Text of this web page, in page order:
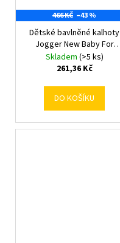
466 KČ –43 %
Dětské bavlněné kalhoty
Jogger New Baby For
Babies ocean 74 (6-9m)
Skladem (>5 ks)
261,36 Kč
DO KOŠÍKU